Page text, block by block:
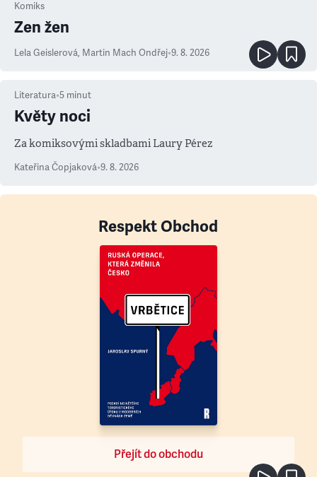
Komiks
Zen žen
Lela Geislerová, Martin Mach Ondřej•9. 8. 2026
Literatura•5 minut
Květy noci
Za komiksovými skladbami Laury Pérez
Kateřina Čopjaková•9. 8. 2026
Respekt Obchod
Přejít do obchodu